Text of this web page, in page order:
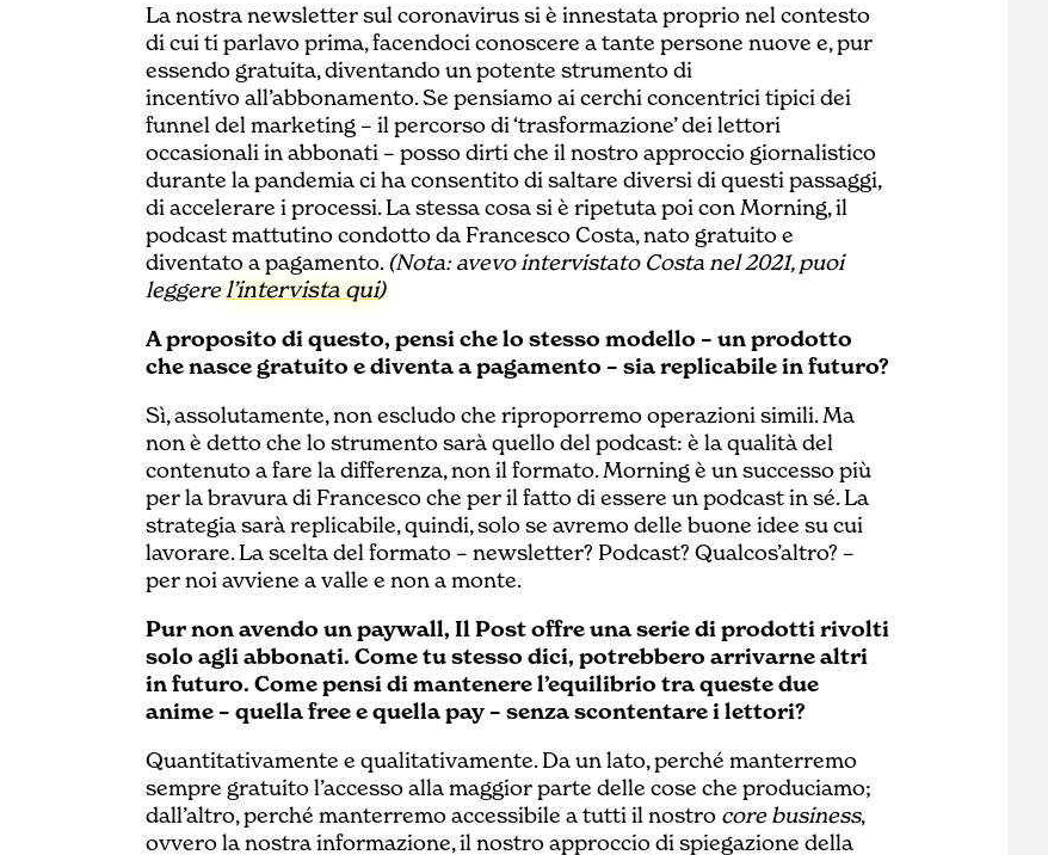
La nostra newsletter sul coronavirus si è innestata proprio nel contesto
di cui ti parlavo prima, facendoci conoscere a tante persone nuove e, pur
essendo gratuita, diventando un potente strumento di
incentivo all’abbonamento. Se pensiamo ai cerchi concentrici tipici dei
funnel del marketing – il percorso di ‘trasformazione’ dei lettori
occasionali in abbonati – posso dirti che il nostro approccio giornalistico
durante la pandemia ci ha consentito di saltare diversi di questi passaggi,
di accelerare i processi. La stessa cosa si è ripetuta poi con Morning, il
podcast mattutino condotto da Francesco Costa, nato gratuito e
diventato a pagamento.(Nota: avevo intervistato Costa nel 2021, puoi
leggerel’intervista qui)
A proposito di questo, pensi che lo stesso modello – un prodotto
che nasce gratuito e diventa a pagamento – sia replicabile in futuro?
Sì, assolutamente, non escludo che riproporremo operazioni simili. Ma
non è detto che lo strumento sarà quello del podcast: è la qualità del
contenuto a fare la differenza, non il formato. Morning è un successo più
per la bravura di Francesco che per il fatto di essere un podcast in sé. La
strategia sarà replicabile, quindi, solo se avremo delle buone idee su cui
lavorare. La scelta del formato – newsletter? Podcast? Qualcos’altro? –
per noi avviene a valle e non a monte.
Pur non avendo un paywall, Il Post offre una serie di prodotti rivolti
solo agli abbonati. Come tu stesso dici, potrebbero arrivarne altri
in futuro. Come pensi di mantenere l’equilibrio tra queste due
anime – quella free e quella pay – senza scontentare i lettori?
Quantitativamente e qualitativamente. Da un lato, perché manterremo
sempre gratuito l’accesso alla maggior parte delle cose che produciamo;
dall’altro, perché manterremo accessibile a tutti il nostro core business,
ovvero la nostra informazione, il nostro approccio di spiegazione della